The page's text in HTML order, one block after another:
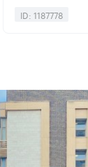
ID: 1187778